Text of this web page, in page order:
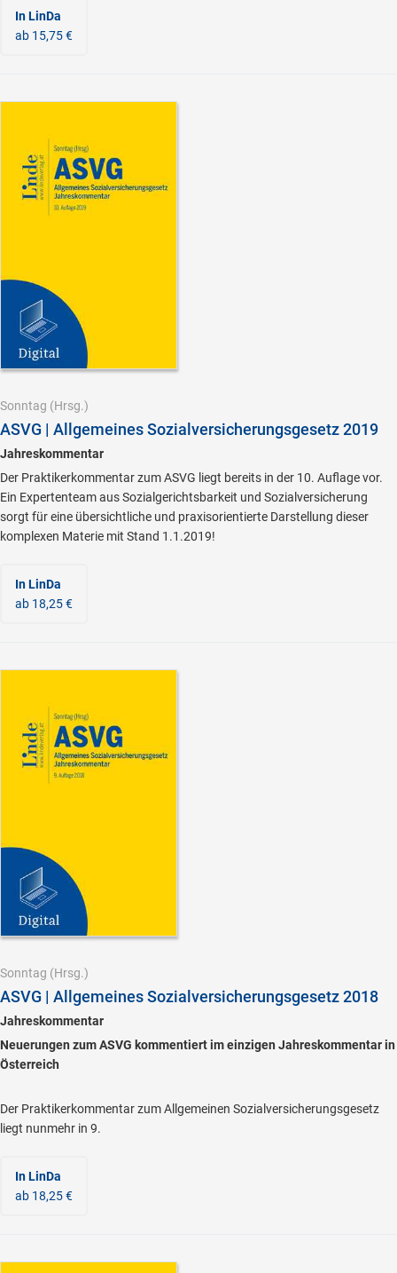
In LinDa
ab 15,75 €
Sonntag (Hrsg.)
ASVG | Allgemeines Sozialversicherungsgesetz 2019
Jahreskommentar
Der Praktikerkommentar zum ASVG liegt bereits in der 10. Auflage vor.
Ein Expertenteam aus Sozialgerichtsbarkeit und Sozialversicherung
sorgt für eine übersichtliche und praxisorientierte Darstellung dieser
komplexen Materie mit Stand 1.1.2019!
In LinDa
ab 18,25 €
Sonntag (Hrsg.)
ASVG | Allgemeines Sozialversicherungsgesetz 2018
Jahreskommentar
Neuerungen zum ASVG kommentiert im einzigen Jahreskommentar in
Österreich
Der Praktikerkommentar zum Allgemeinen Sozialversicherungsgesetz
liegt nunmehr in 9.
In LinDa
ab 18,25 €